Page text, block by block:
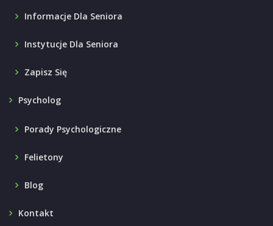
Informacje Dla Seniora
Instytucje Dla Seniora
Zapisz Się
Psycholog
Porady Psychologiczne
Felietony
Blog
Kontakt